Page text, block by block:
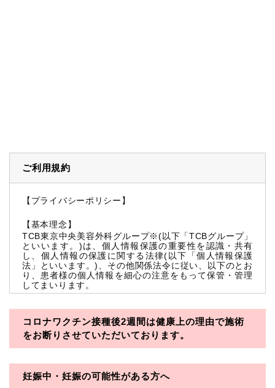
ご利用規約
【プライバシーポリシー】
【基本理念】
TCB東京中央美容外科グループ※(以下「TCBグループ」
といいます。)は、個人情報保護の重要性を認識・共有
し、個人情報の保護に関する法律(以下「個人情報保護
法」といいます。)、その他関係法令に従い、以下のとお
り、患者様の個人情報を細心の注意をもって保管・管理
してまいります。
※TCBグループとは以下を総称していいます。
・一般社団法人メディカルアライアンス
・医療法人社団創彩会
コロナワクチン接種後2週間は健康上の理由で施術
をお断りさせていただいております。
妊娠中・妊娠の可能性がある方へ